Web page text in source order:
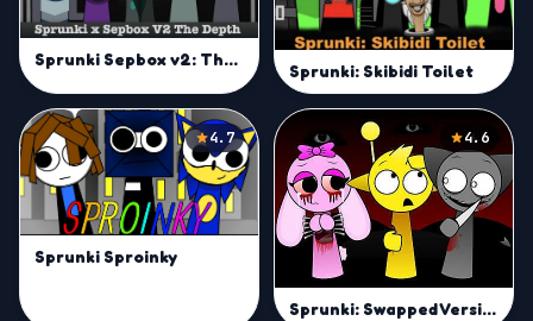
Sprunki Sepbox v2: The Depth
Sprunki: Skibidi Toilet
4.7
Sprunki Sproinky
4.6
Sprunki: Swapped Version